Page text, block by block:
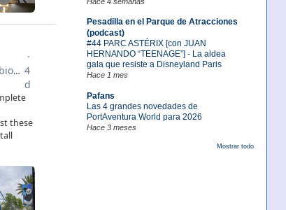
Pesadilla en el Parque de Atracciones
(podcast)
#44 PARC ASTÉRIX [con JUAN
HERNANDO “TEENAGE”] - La aldea
gala que resiste a Disneyland Paris
Hace 1 mes
Pafans
Las 4 grandes novedades de
PortAventura World para 2026
Hace 3 meses
Mostrar todo